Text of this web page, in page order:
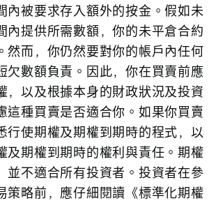
內被要求存入額外的按金。假如未
內提供所需數額，你的未平倉合約
然而，你仍然要對你的帳戶內任何
欠數額負責。因此，你在買賣前應
，以及根據本身的財政狀況及投資
這種買賣是否適合你。如果你買賣
行使期權及期權到期時的程式，以
及期權到期時的權利與責任。期權
並不適合所有投資者。投資者在參
策略前，應仔細閱讀《標準化期權